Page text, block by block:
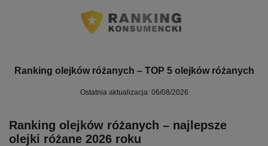
Ranking olejków różanych – TOP 5 olejków różanych
Ostatnia aktualizacja: 06/08/2026
Ranking olejków różanych – najlepsze
olejki różane 2026 roku